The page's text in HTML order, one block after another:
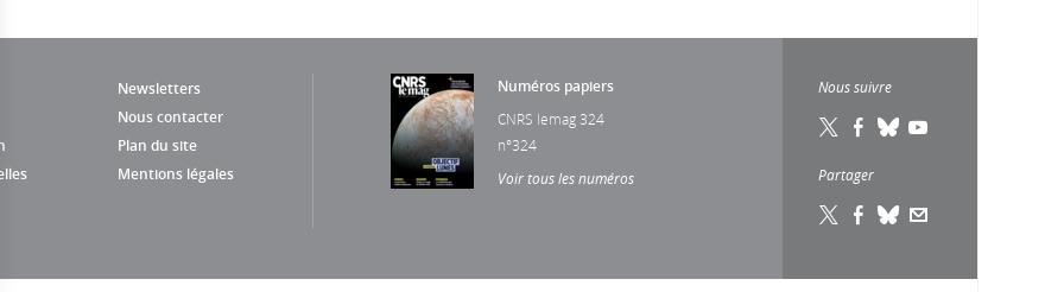
Newsletters
Nous contacter
Plan du site
Mentions légales
Numéros papiers
CNRS lemag 324
n°324
Voir tous les numéros
Nous suivre
Partager